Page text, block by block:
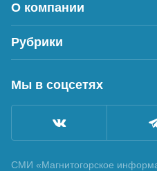
О компании
Рубрики
Мы в соцсетях
СМИ «Магнитогорское